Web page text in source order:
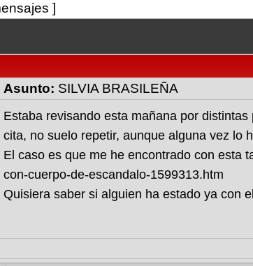
]
Asunto: SILVIA BRASILEÑA
Estaba revisando esta mañana por
cita, no suelo repetir, aunque alguna vez lo
El caso es que me he encontrado con esta
con-cuerpo-de-escandalo-1599313.htm
Quisiera saber si alguien ha estado ya con